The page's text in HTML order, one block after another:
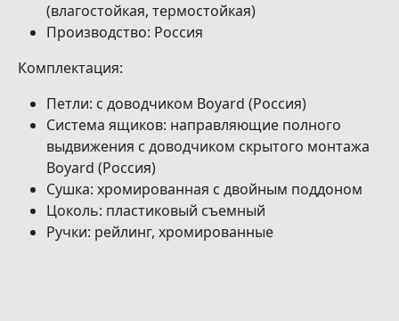
(влагостойкая, термостойкая)
Производство: Россия
Комплектация:
Петли: с доводчиком Boyard (Россия)
Система ящиков: направляющие полного
выдвижения с доводчиком скрытого монтажа
Boyard (Россия)
Сушка: хромированная с двойным поддоном
Цоколь: пластиковый съемный
Ручки: рейлинг, хромированные